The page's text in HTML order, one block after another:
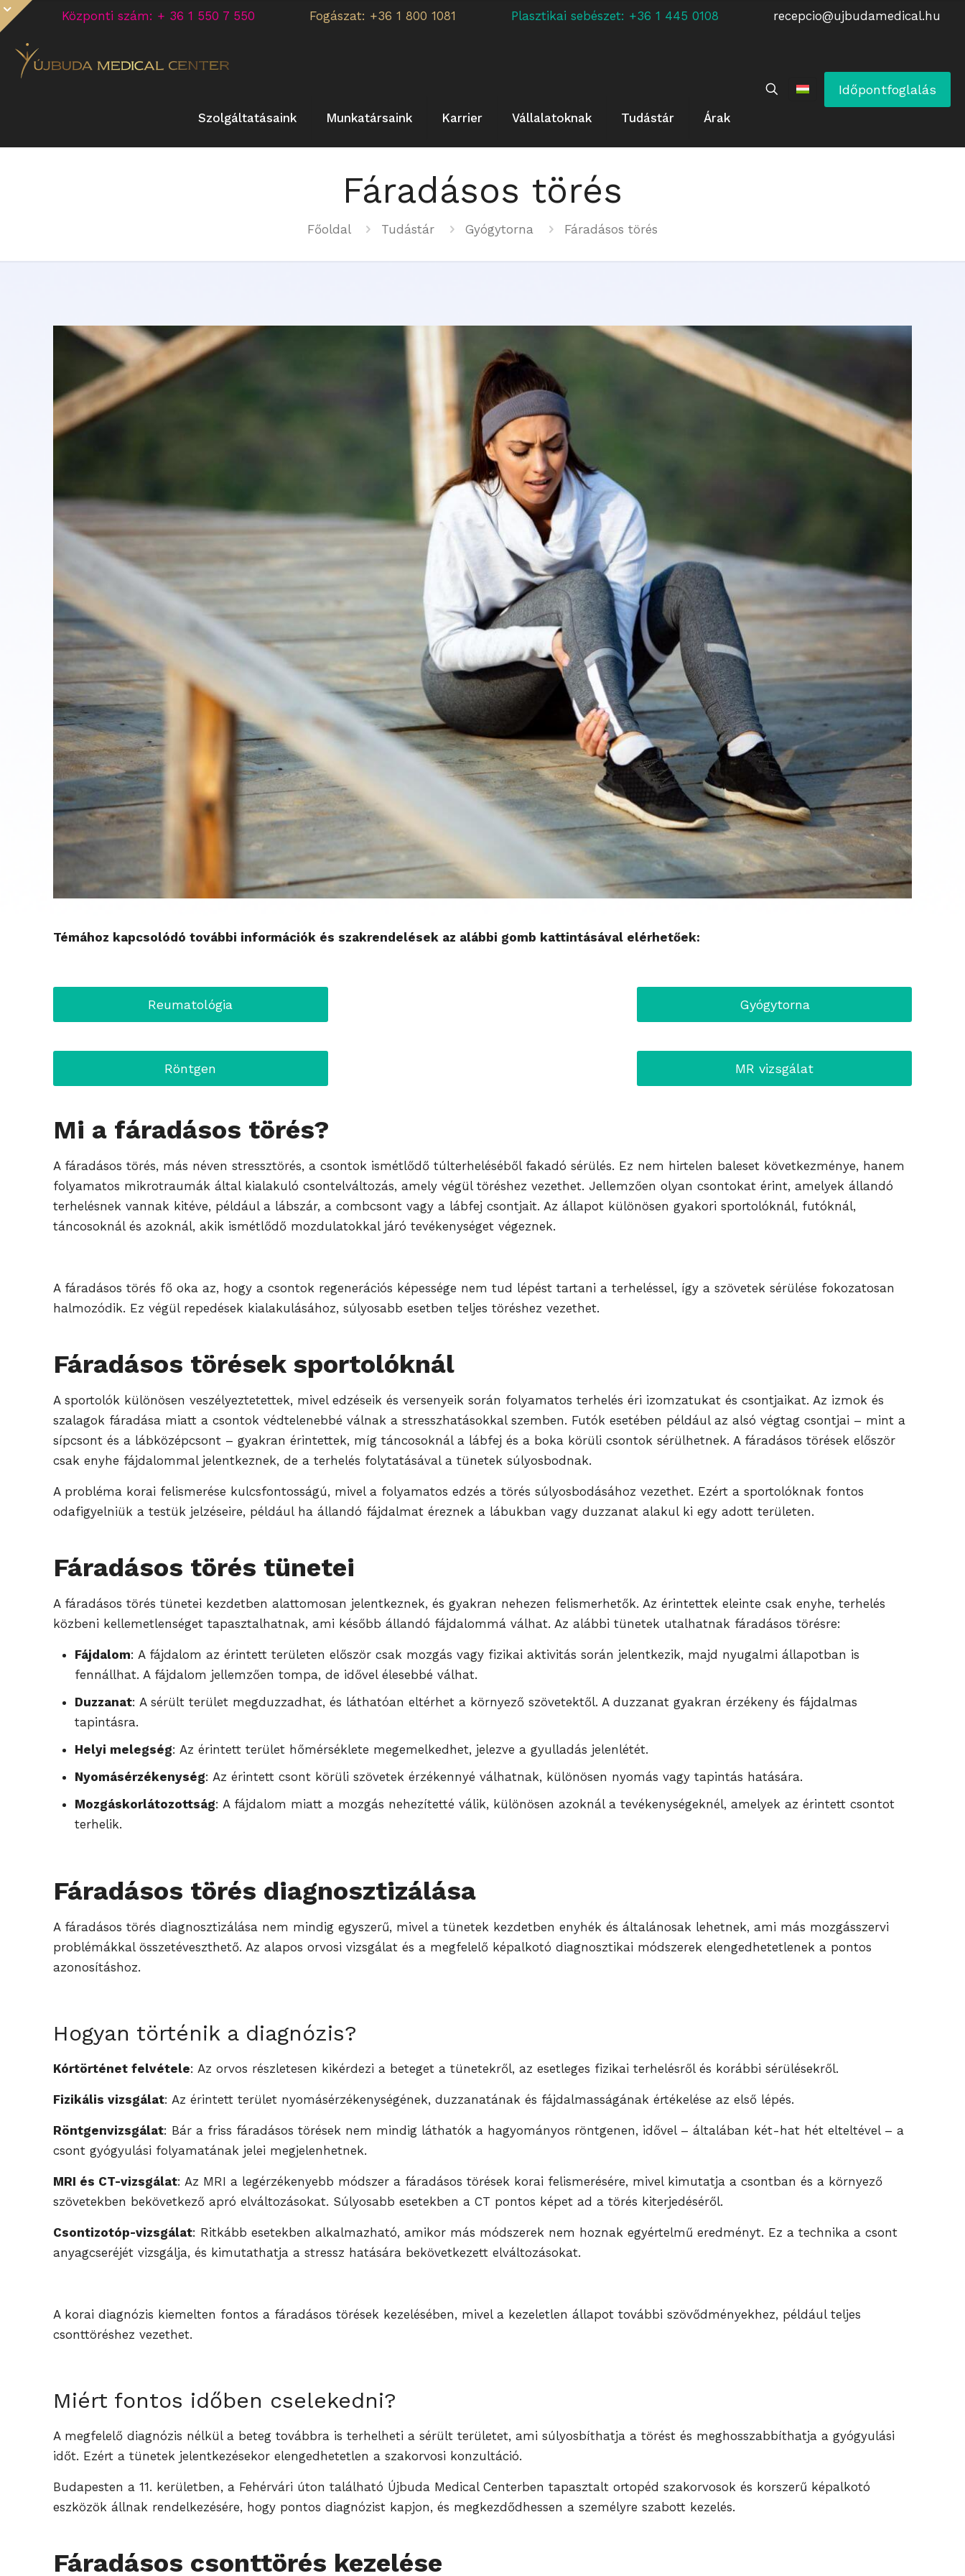
Központi szám: + 36 1 550 7 550 Fogászat: +36 1 800 1081 Plasztikai sebészet: +36 1 445 0108 recepcio@ujbudamedical.hu
Szolgáltatásaink Munkatársaink Karrier Vállalatoknak Tudástár Árak
Időpontfoglalás
Fáradásos törés
Főoldal Tudástár Gyógytorna Fáradásos törés
Témához kapcsolódó további információk és szakrendelések az alábbi gomb kattintásával elérhetőek:
Reumatológia
Röntgen
Gyógytorna
MR vizsgálat
Mi a fáradásos törés?
A fáradásos törés, más néven stressztörés, a csontok ismétlődő túlterheléséből fakadó sérülés. Ez nem hirtelen baleset következménye, hanem
folyamatos mikrotraumák által kialakuló csontelváltozás, amely végül töréshez vezethet. Jellemzően olyan csontokat érint, amelyek állandó
terhelésnek vannak kitéve, például a lábszár, a combcsont vagy a lábfej csontjait. Az állapot különösen gyakori sportolóknál, futóknál,
táncosoknál és azoknál, akik ismétlődő mozdulatokkal járó tevékenységet végeznek.
A fáradásos törés fő oka az, hogy a csontok regenerációs képessége nem tud lépést tartani a terheléssel, így a szövetek sérülése fokozatosan
halmozódik. Ez végül repedések kialakulásához, súlyosabb esetben teljes töréshez vezethet.
Fáradásos törések sportolóknál
A sportolók különösen veszélyeztetettek, mivel edzéseik és versenyeik során folyamatos terhelés éri izomzatukat és csontjaikat. Az izmok és
szalagok fáradása miatt a csontok védtelenebbé válnak a stresszhatásokkal szemben. Futók esetében például az alsó végtag csontjai – mint a
sípcsont és a lábközépcsont – gyakran érintettek, míg táncosoknál a lábfej és a boka körüli csontok sérülhetnek. A fáradásos törések először
csak enyhe fájdalommal jelentkeznek, de a terhelés folytatásával a tünetek súlyosbodnak.
A probléma korai felismerése kulcsfontosságú, mivel a folyamatos edzés a törés súlyosbodásához vezethet. Ezért a sportolóknak fontos
odafigyelniük a testük jelzéseire, például ha állandó fájdalmat éreznek a lábukban vagy duzzanat alakul ki egy adott területen.
Fáradásos törés tünetei
A fáradásos törés tünetei kezdetben alattomosan jelentkeznek, és gyakran nehezen felismerhetők. Az érintettek eleinte csak enyhe, terhelés
közbeni kellemetlenséget tapasztalhatnak, ami később állandó fájdalommá válhat. Az alábbi tünetek utalhatnak fáradásos törésre:
Fájdalom: A fájdalom az érintett területen először csak mozgás vagy fizikai aktivitás során jelentkezik, majd nyugalmi állapotban is
fennállhat. A fájdalom jellemzően tompa, de idővel élesebbé válhat.
Duzzanat: A sérült terület megduzzadhat, és láthatóan eltérhet a környező szövetektől. A duzzanat gyakran érzékeny és fájdalmas
tapintásra.
Helyi melegség: Az érintett terület hőmérséklete megemelkedhet, jelezve a gyulladás jelenlétét.
Nyomásérzékenység: Az érintett csont körüli szövetek érzékennyé válhatnak, különösen nyomás vagy tapintás hatására.
Mozgáskorlátozottság: A fájdalom miatt a mozgás nehezítetté válik, különösen azoknál a tevékenységeknél, amelyek az érintett csontot
terhelik.
Fáradásos törés diagnosztizálása
A fáradásos törés diagnosztizálása nem mindig egyszerű, mivel a tünetek kezdetben enyhék és általánosak lehetnek, ami más mozgásszervi
problémákkal összetéveszthető. Az alapos orvosi vizsgálat és a megfelelő képalkotó diagnosztikai módszerek elengedhetetlenek a pontos
azonosításhoz.
Hogyan történik a diagnózis?
Kórtörténet felvétele: Az orvos részletesen kikérdezi a beteget a tünetekről, az esetleges fizikai terhelésről és korábbi sérülésekről.
Fizikális vizsgálat: Az érintett terület nyomásérzékenységének, duzzanatának és fájdalmasságának értékelése az első lépés.
Röntgenvizsgálat: Bár a friss fáradásos törések nem mindig láthatók a hagyományos röntgenen, idővel – általában két-hat hét elteltével – a
csont gyógyulási folyamatának jelei megjelenhetnek.
MRI és CT-vizsgálat: Az MRI a legérzékenyebb módszer a fáradásos törések korai felismerésére, mivel kimutatja a csontban és a környező
szövetekben bekövetkező apró elváltozásokat. Súlyosabb esetekben a CT pontos képet ad a törés kiterjedéséről.
Csontizotóp-vizsgálat: Ritkább esetekben alkalmazható, amikor más módszerek nem hoznak egyértelmű eredményt. Ez a technika a csont
anyagcseréjét vizsgálja, és kimutathatja a stressz hatására bekövetkezett elváltozásokat.
A korai diagnózis kiemelten fontos a fáradásos törések kezelésében, mivel a kezeletlen állapot további szövődményekhez, például teljes
csonttöréshez vezethet.
Miért fontos időben cselekedni?
A megfelelő diagnózis nélkül a beteg továbbra is terhelheti a sérült területet, ami súlyosbíthatja a törést és meghosszabbíthatja a gyógyulási
időt. Ezért a tünetek jelentkezésekor elengedhetetlen a szakorvosi konzultáció.
Budapesten a 11. kerületben, a Fehérvári úton található Újbuda Medical Centerben tapasztalt ortopéd szakorvosok és korszerű képalkotó
eszközök állnak rendelkezésére, hogy pontos diagnózist kapjon, és megkezdődhessen a személyre szabott kezelés.
Fáradásos csonttörés kezelése